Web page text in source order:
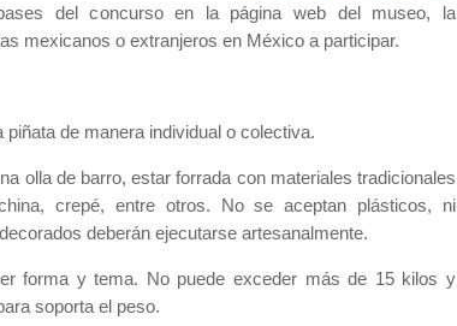
del concurso en la página web del museo, la
mexicanos o extranjeros en México a participar.
de manera individual o colectiva.
olla de barro, estar forrada con materiales tradicionales
crepé, entre otros. No se aceptan plásticos, ni
deberán ejecutarse artesanalmente.
forma y tema. No puede exceder más de 15 kilos y
soporta el peso.